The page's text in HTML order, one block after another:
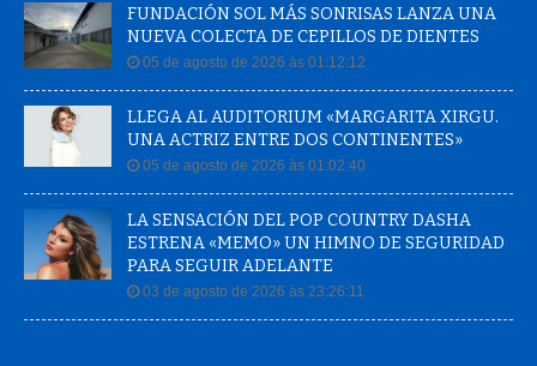
FUNDACIÓN SOL MÁS SONRISAS LANZA UNA
NUEVA COLECTA DE CEPILLOS DE DIENTES
05 de agosto de 2026 às 01:12:12
LLEGA AL AUDITORIUM «MARGARITA XIRGU.
UNA ACTRIZ ENTRE DOS CONTINENTES»
05 de agosto de 2026 às 01:02:40
LA SENSACIÓN DEL POP COUNTRY DASHA
ESTRENA «MEMO» UN HIMNO DE SEGURIDAD
PARA SEGUIR ADELANTE
03 de agosto de 2026 às 23:26:11